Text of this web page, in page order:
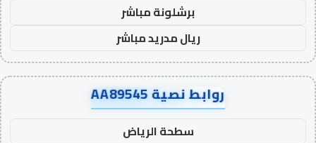
برشلونة مباشر
ريال مدريد مباشر
روابط نصية AA89545
سطحة الرياض